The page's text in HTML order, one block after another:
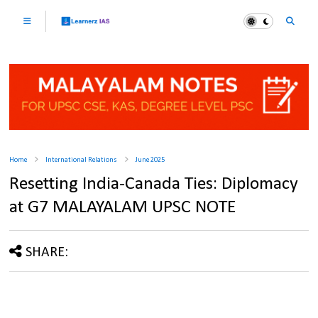
Home International Relations June 2025
Resetting India-Canada Ties: Diplomacy
at G7 MALAYALAM UPSC NOTE
SHARE: